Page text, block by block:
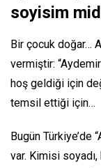
soyisim
Bir çocuk doğar…
vermiştir:
hoş geldiği için
temsil ettiği için…
Bugün Türkiye’de
var. Kimisi